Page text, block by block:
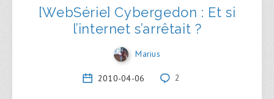
[WebSérie] Cybergedon : Et si
l’internet s’arrêtait ?
Marius
2010-04-06 2